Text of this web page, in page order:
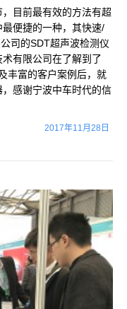
目前最有效的方法有超
便捷的一种，其快速/
司的SDT超声波检测仪
有限公司在了解到了
丰富的客户案例后，就
感谢宁波中车时代的信
2017年11月28日